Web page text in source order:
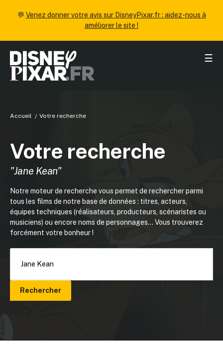
💬 Venez donner votre avis sur DisneyPixar.fr : aidez-nous à
améliorer le site !
☰
Accueil Votre recherche
Votre recherche
"Jane Kean"
Notre moteur de recherche vous permet de rechercher parmi
tous les films de notre base de données : titres, acteurs,
équipes techniques (réalisateurs, producteurs, scénaristes ou
musiciens) ou encore noms de personnages... Vous trouverez
forcément votre bonheur !
Rechercher